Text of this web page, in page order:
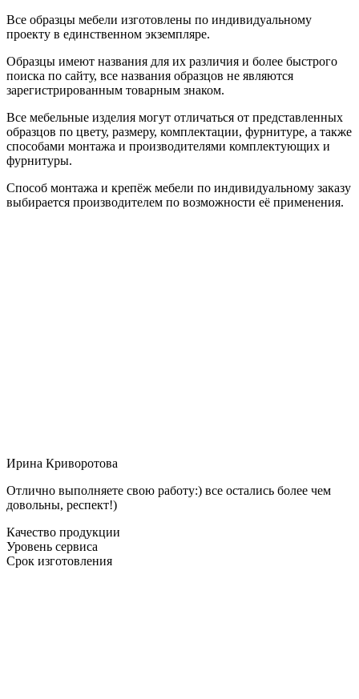
Все образцы мебели изготовлены по индивидуальному
проекту в единственном экземпляре.
Образцы имеют названия для их различия и более быстрого
поиска по сайту, все названия образцов не являются
зарегистрированным товарным знаком.
Все мебельные изделия могут отличаться от представленных
образцов по цвету, размеру, комплектации, фурнитуре, а также
способами монтажа и производителями комплектующих и
фурнитуры.
Способ монтажа и крепёж мебели по индивидуальному заказу
выбирается производителем по возможности её применения.
Ирина Криворотова
Отлично выполняете свою работу:) все остались более чем
довольны, респект!)
Качество продукции
Уровень сервиса
Срок изготовления